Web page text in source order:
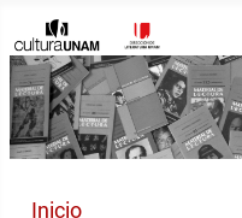
Inicio